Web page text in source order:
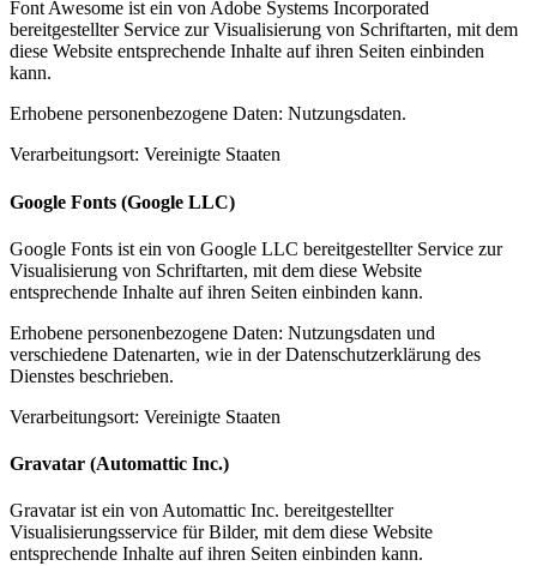
Font Awesome ist ein von Adobe Systems Incorporated
bereitgestellter Service zur Visualisierung von Schriftarten, mit dem
diese Website entsprechende Inhalte auf ihren Seiten einbinden
kann.
Erhobene personenbezogene Daten: Nutzungsdaten.
Verarbeitungsort: Vereinigte Staaten
Google Fonts (Google LLC)
Google Fonts ist ein von Google LLC bereitgestellter Service zur
Visualisierung von Schriftarten, mit dem diese Website
entsprechende Inhalte auf ihren Seiten einbinden kann.
Erhobene personenbezogene Daten: Nutzungsdaten und
verschiedene Datenarten, wie in der Datenschutzerklärung des
Dienstes beschrieben.
Verarbeitungsort: Vereinigte Staaten
Gravatar (Automattic Inc.)
Gravatar ist ein von Automattic Inc. bereitgestellter
Visualisierungsservice für Bilder, mit dem diese Website
entsprechende Inhalte auf ihren Seiten einbinden kann.